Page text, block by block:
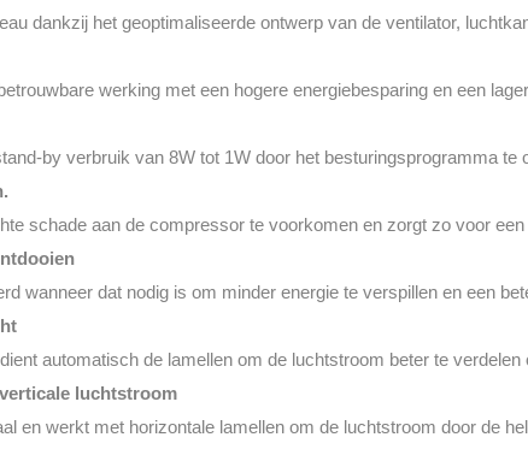
dankzij het geoptimaliseerde ontwerp van de ventilator,
werking met een hogere energiebesparing en een
by verbruik van 8W tot 1W door het besturingsprogramma te
schade aan de compressor te voorkomen en zorgt zo voor een
wanneer dat nodig is om minder energie te verspillen en een
automatisch de lamellen om de luchtstroom beter te
luchtstroom
en werkt met horizontale lamellen om de luchtstroom door de